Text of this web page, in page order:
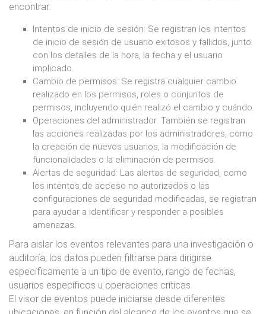
encontrar:
Intentos de inicio de sesión: Se registran los intentos
de inicio de sesión de usuario exitosos y fallidos, junto
con los detalles de la hora, la fecha y el usuario
implicado.
Cambio de permisos: Se registra cualquier cambio
realizado en los permisos, roles o conjuntos de
permisos, incluyendo quién realizó el cambio y cuándo.
Operaciones del administrador: También se registran
las acciones realizadas por los administradores, como
la creación de nuevos usuarios, la modificación de
funcionalidades o la eliminación de permisos.
Alertas de seguridad: Las alertas de seguridad, como
los intentos de acceso no autorizados o las
configuraciones de seguridad modificadas, se registran
para ayudar a identificar y responder a posibles
amenazas.
Para aislar los eventos relevantes para una investigación o
auditoría, los datos pueden filtrarse para dirigirse
específicamente a un tipo de evento, rango de fechas,
usuarios específicos u operaciones críticas.
El visor de eventos puede iniciarse desde diferentes